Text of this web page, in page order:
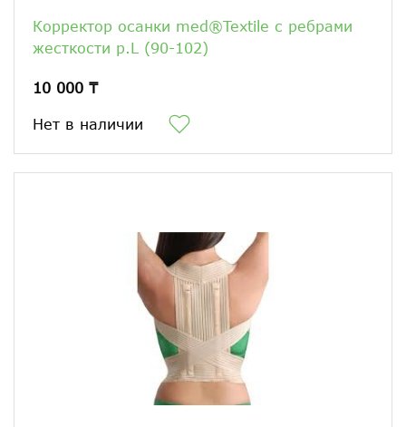
Корректор осанки med®Textile с ребрами
жесткости р.L (90-102)
10 000 ₸
Нет в наличии